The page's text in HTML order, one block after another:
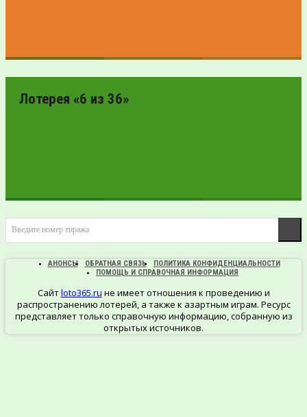
ПРОВЕРИТЬ
БИЛЕТ
Лотерея «6 из 36»
ПРОВЕРИТЬ
БИЛЕТ
Введите номер тиража
АНОНСЫ ОБРАТНАЯ СВЯЗЬ
ПОЛИТИКА КОНФИДЕНЦИАЛЬНОСТИ
ПОМОЩЬ И СПРАВОЧНАЯ ИНФОРМАЦИЯ
Сайтloto365.ru не имеет отношения к проведению и
распространению лотерей, а также к азартным играм. Ресурс
представляет только справочную информацию, собранную из
открытых источников.